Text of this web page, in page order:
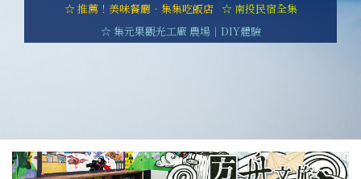
☆ 推薦！美味餐廳．集集吃飯店
☆ 南投民宿全集
☆ 集元果觀光工廠 農場｜DIY體驗